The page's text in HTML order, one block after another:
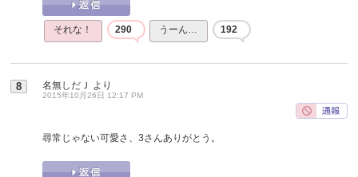
それな！ 290 うーん… 192
8 名無しだＪ より
2015年10月26日 12:17 PM
尋常じゃない可愛さ、3さんありがとう。